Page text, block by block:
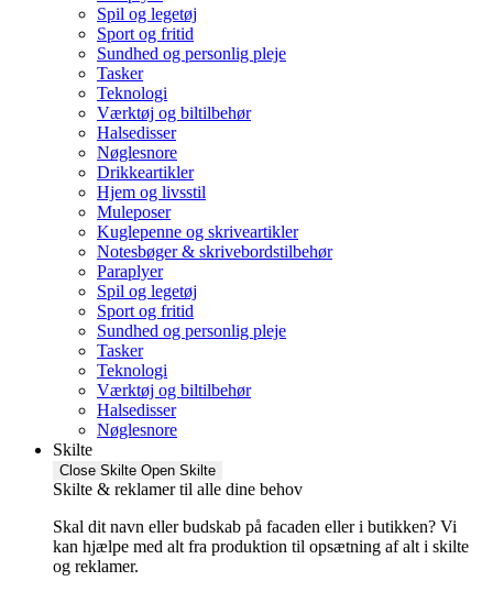
Spil og legetøj
Sport og fritid
Sundhed og personlig pleje
Tasker
Teknologi
Værktøj og biltilbehør
Halsedisser
Nøglesnore
Drikkeartikler
Hjem og livsstil
Muleposer
Kuglepenne og skriveartikler
Notesbøger & skrivebordstilbehør
Paraplyer
Spil og legetøj
Sport og fritid
Sundhed og personlig pleje
Tasker
Teknologi
Værktøj og biltilbehør
Halsedisser
Nøglesnore
Skilte
Close Skilte Open Skilte
Skilte & reklamer til alle dine behov
Skal dit navn eller budskab på facaden eller i butikken? Vi
kan hjælpe med alt fra produktion til opsætning af alt i skilte
og reklamer.